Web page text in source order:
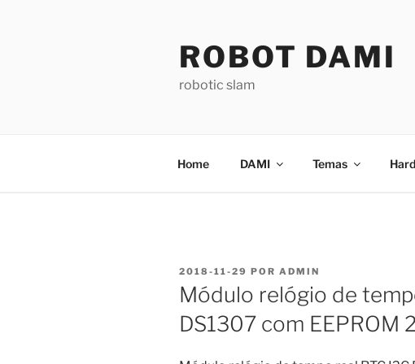
ROBOT DAMI
robotic slam
Home DAMI Temas
PUBLICADO
EM
2018-11-29 POR ADMIN
Módulo relógio de
DS1307 com EEPROM